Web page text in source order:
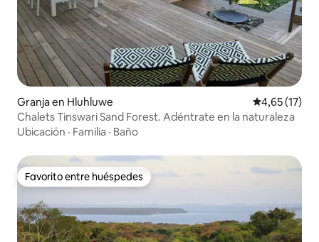
Granja en Hluhluwe Calificación
4,65 (17)
Chalets Tinswari Sand Forest. Adéntrate en la naturaleza
Ubicación · Familia · Baño
Favorito entre huéspedes
Favorito entre huéspedes